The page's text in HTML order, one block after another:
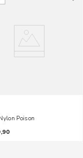
Poison